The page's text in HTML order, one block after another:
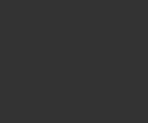
ЛИЦА TRAVEL U.F.O. ULTRA-